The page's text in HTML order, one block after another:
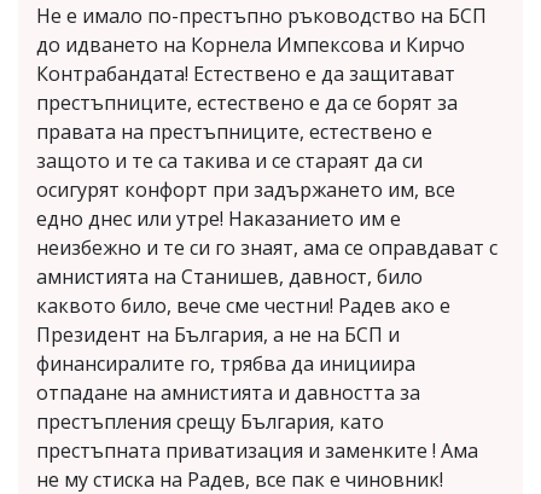
Не е имало по-престъпно ръководство на БСП
до идването на Корнела Импексова и Кирчо
Контрабандата! Естествено е да защитават
престъпниците, естествено е да се борят за
правата на престъпниците, естествено е
защото и те са такива и се стараят да си
осигурят конфорт при задържането им, все
едно днес или утре! Наказанието им е
неизбежно и те си го знаят, ама се оправдават с
амнистията на Станишев, давност, било
каквото било, вече сме честни! Радев ако е
Президент на България, а не на БСП и
финансиралите го, трябва да инициира
отпадане на амнистията и давността за
престъпления срещу България, като
престъпната приватизация и заменките ! Ама
не му стиска на Радев, все пак е чиновник!